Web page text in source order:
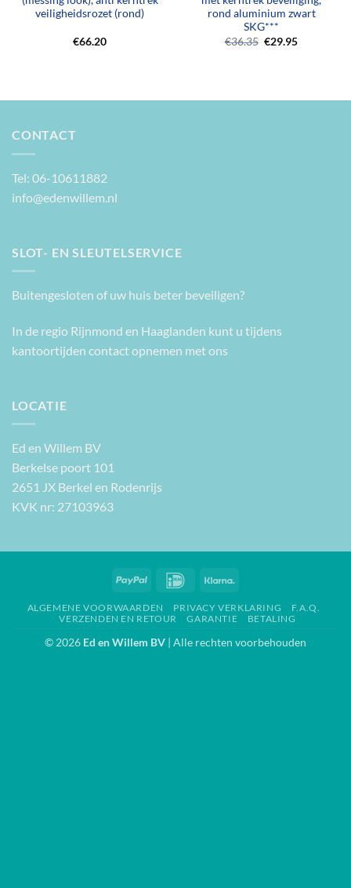
veiligheidsrozet (rond)
€66.20
rond aluminium zwart
SKG***
€36.35 Oorspronkelijke
€29.95Huidige
CONTACT
Tel: 06-10611882
info@edenwillem.nl
SLOT- EN SLEUTELSERVICE
Buitengesloten of uw huis beter beveiligen?
In de regio Rijnmond en Haaglanden kunt u tijdens
kantoortijden contact opnemen met ons
LOCATIE
Ed en Willem BV
Berkelse poort 101
2651 JX Berkel en Rodenrijs
KVK nr: 27103963
PayPal IDeal
ALGEMENE VOORWAARDEN PRIVACY VERKLARING
F.A.Q.
VERZENDEN EN RETOUR
GARANTIE BETALING
© 2026 Ed en Willem BV | Alle rechten voorbehouden